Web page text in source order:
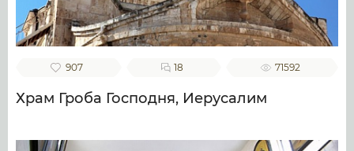
907 18 71592
Храм Гроба Господня, Иерусалим